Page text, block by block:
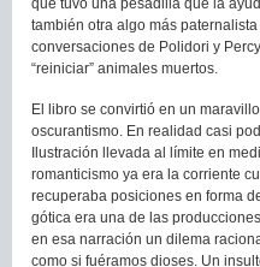
también otra algo más
conversaciones de Polidori y
“reiniciar” animales muertos.
El libro se convirtió en un
oscurantismo. En realidad casi
Ilustración llevada al límite en
romanticismo ya era la corriente
recuperaba posiciones en forma
gótica era una de las
en esa narración un dilema
como si fuéramos dioses. Un